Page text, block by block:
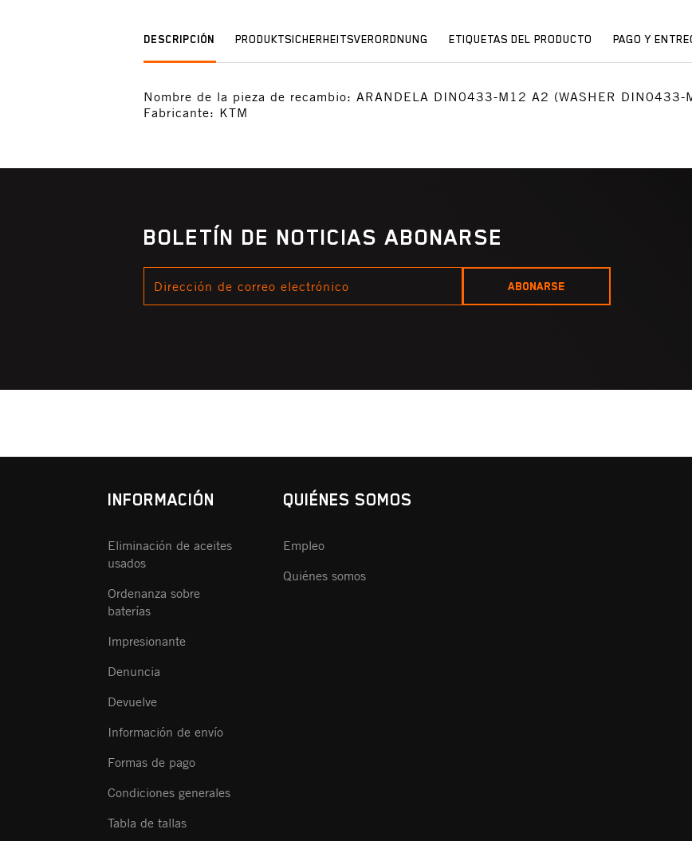
DESCRIPCIÓN PRODUKTSICHERHEITSVERORDNUNG ETIQUETAS DEL PRODUCTO PAGO Y
Nombre de la pieza de recambio: ARANDELA DIN0433-M12 A2 (WASHER DIN0433-
Fabricante: KTM
BOLETÍN DE NOTICIAS ABONARSE
ABONARSE
INFORMACIÓN
Eliminación de aceites
usados
Ordenanza sobre
baterías
Impresionante
Denuncia
Devuelve
Información de envío
Formas de pago
Condiciones generales
Tabla de tallas
QUIÉNES SOMOS
Empleo
Quiénes somos